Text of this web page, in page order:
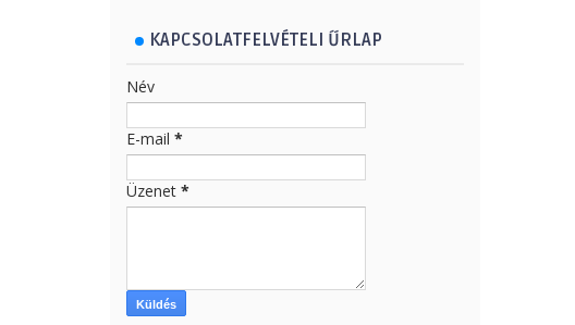
KAPCSOLATFELVÉTELI ŰRLAP
Név
E-mail *
Üzenet *